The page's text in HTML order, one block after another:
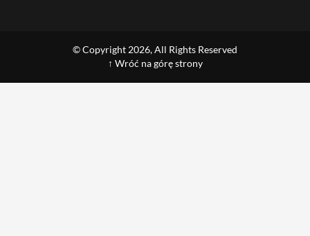
© Copyright 2026, All Rights Reserved
↑ Wróć na górę strony